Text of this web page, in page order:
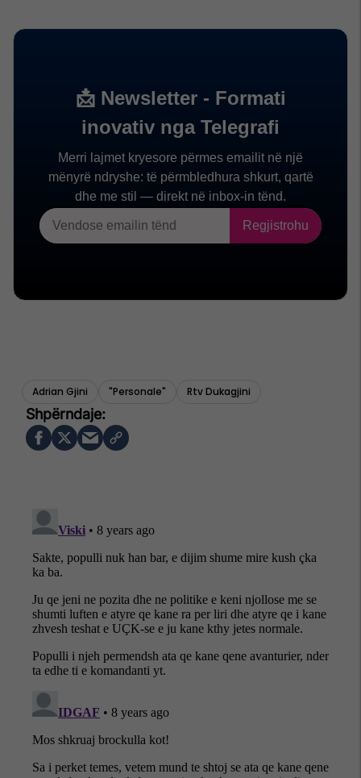
Adrian Gjini "personale" Rtv Dukagjini